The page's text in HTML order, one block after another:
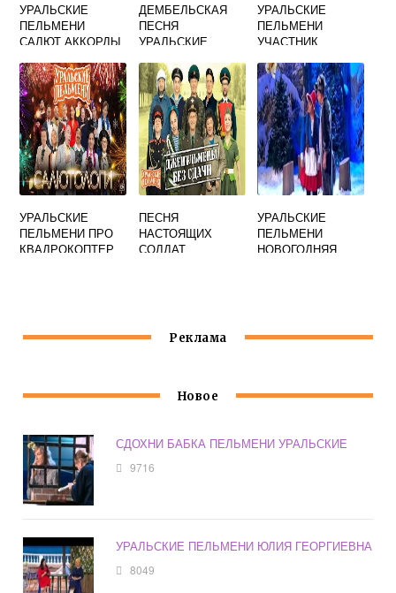
УРАЛЬСКИЕ
ПЕЛЬМЕНИ
САЛЮТ АККОРДЫ
ДЕМБЕЛЬСКАЯ
ПЕСНЯ
УРАЛЬСКИЕ
УРАЛЬСКИЕ
ПЕЛЬМЕНИ
УЧАСТНИК
УРАЛЬСКИЕ
ПЕЛЬМЕНИ ПРО
КВАДРОКОПТЕР
ПЕСНЯ
НАСТОЯЩИХ
СОЛДАТ
УРАЛЬСКИЕ
ПЕЛЬМЕНИ
НОВОГОДНЯЯ
Реклама
Новое
СДОХНИ БАБКА ПЕЛЬМЕНИ УРАЛЬСКИЕ
9716
УРАЛЬСКИЕ ПЕЛЬМЕНИ ЮЛИЯ ГЕОРГИЕВНА
8049